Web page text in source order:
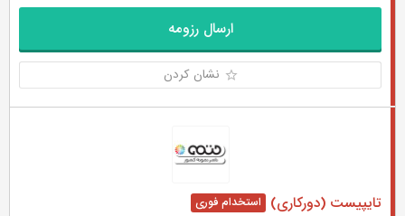
ارسال رزومه
نشان کردن
تایپیست (دورکاری)